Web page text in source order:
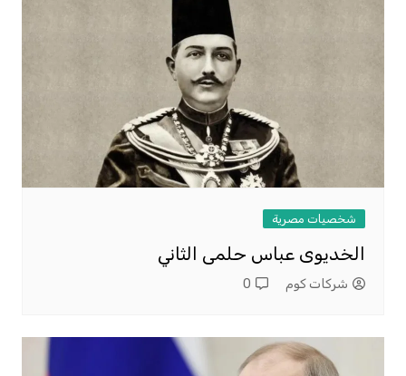
شخصيات مصرية
الخديوى عباس حلمى الثاني
شركات كوم 0